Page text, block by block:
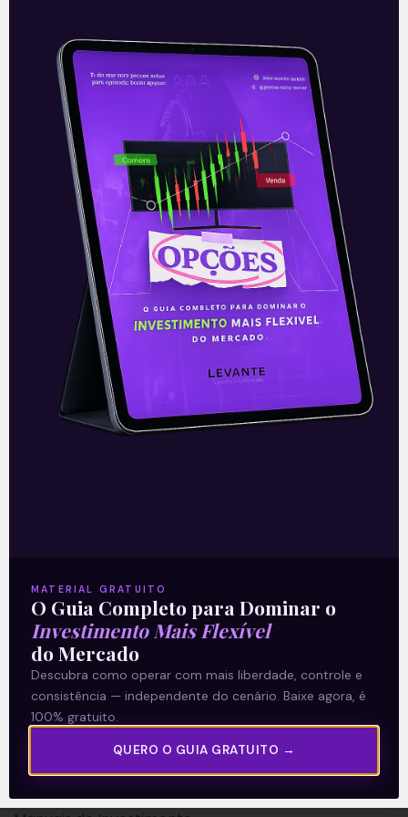
Locaweb adquire startup de
influenciadores digitais Squid
A Locaweb (LWSA3), empresa brasileira
de hospedagem de sites, serviços de
internet e computação em nuvem,
comunicou nesta terça-feira (05) a
aquisição da Squid Digital
Leia mais
06/10/2021
Sobre nós
Termos e Condições
Política de Privacidade
Explore
Artigos
MATERIAL GRATUITO
O Guia Completo para Dominar o
Investimento Mais Flexível
do Mercado
Descubra como operar com mais liberdade, controle e
consistência — independente do cenário. Baixe agora, é
100% gratuito.
QUERO O GUIA GRATUITO →